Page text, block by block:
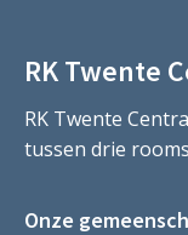
RK Twente
RK Twente
tussen drie
Onze